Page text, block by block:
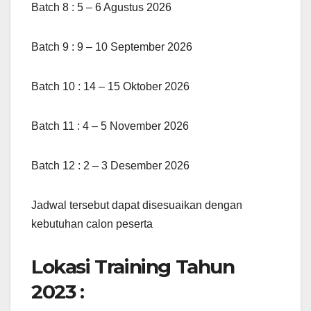
Batch 8 : 5 – 6 Agustus 2026
Batch 9 : 9 – 10 September 2026
Batch 10 : 14 – 15 Oktober 2026
Batch 11 : 4 – 5 November 2026
Batch 12 : 2 – 3 Desember 2026
Jadwal tersebut dapat disesuaikan dengan
kebutuhan calon peserta
Lokasi Training Tahun
2023 :